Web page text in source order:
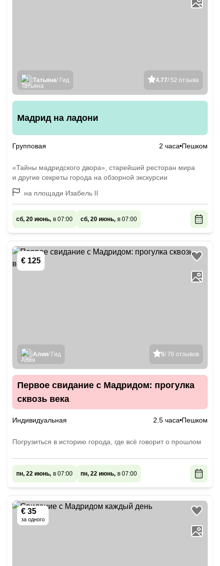
4.77/ 52 отзыва
Татьяна/ Гид
Мадрид на ладони
Групповая 2 часа Пешком
«Тайны мадридского двора», старейший ресторан мира
и другие секреты города на обзорной экскурсии
на площади Изабель II
сб, 20 июнь, в 07:00 сб, 20 июнь, в 07:00
€ 125
5/ 76 отзывов
Алия/ Гид
Первое свидание с Мадридом: прогулка
сквозь века
Индивидуальная 2.5 часа Пешком
Погрузиться в историю города, где всё говорит о прошлом
пн, 22 июнь, в 07:00 пн, 22 июнь, в 07:00
€ 35
за одного